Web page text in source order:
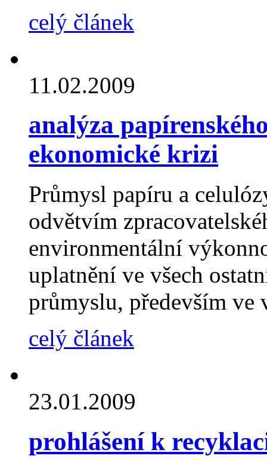
celý článek
11.02.2009
analýza
ekonomické krizi
Průmysl papíru a
odvětvím
environmentální
uplatnění ve všech
průmyslu, především
celý článek
23.01.2009
prohlášení k